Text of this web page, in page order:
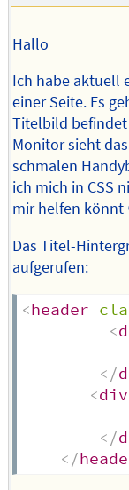
Hallo
Ich habe aktuell
einer Seite. Es
Titelbild befindet
Monitor sieht
schmalen
ich mich in CSS
mir helfen könnt
Das Titel-
aufgerufen:
<header
<
</
<div
</
</